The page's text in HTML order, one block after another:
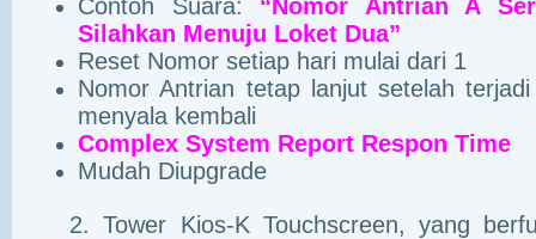
Contoh Suara:
“Nomor Antrian A
Silahkan Menuju Loket Dua”
Reset Nomor setiap hari mulai dari 1
Nomor Antrian tetap lanjut setelah
menyala kembali
Complex System Report Respon Time
Mudah Diupgrade
2. Tower Kios-K Touchscreen, yang